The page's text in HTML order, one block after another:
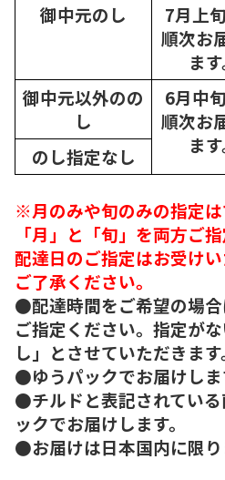
御中元のし
7月上
順次お
ます
御中元以外のの
し
6月中
順次お
ます
のし指定なし
※月のみや旬のみの指定
「月」と「旬」を両方ご
配達日のご指定はお受けい
ご了承ください。
●配達時間をご希望の場
ご指定ください。指定が
し」とさせていただきます
●ゆうパックでお届けしま
●チルドと表記されてい
ックでお届けします。
●お届けは日本国内に限り